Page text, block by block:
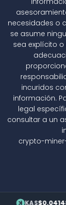
necesidades o
se asume
sea explícito
incuridos
información.
legal
consultar a un
crypto-
KAS$0.041480